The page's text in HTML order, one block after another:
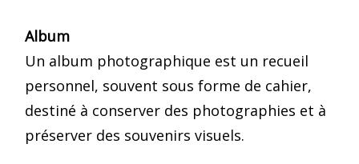
Album
Un album photographique est un recueil
personnel, souvent sous forme de cahier,
destiné à conserver des photographies et à
préserver des souvenirs visuels.